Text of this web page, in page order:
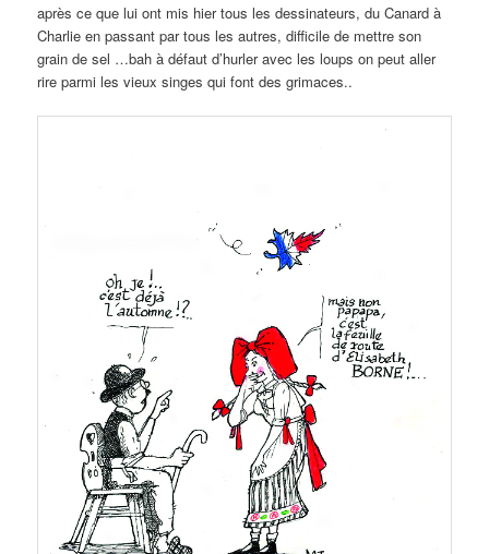
après ce que lui ont mis hier tous les dessinateurs, du Canard à
Charlie en passant par tous les autres, difficile de mettre son
grain de sel …bah à défaut d’hurler avec les loups on peut aller
rire parmi les vieux singes qui font des grimaces..